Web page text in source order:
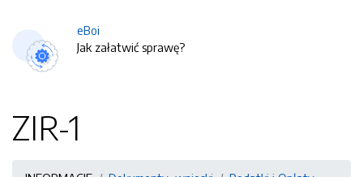
eBoi
Jak załatwić sprawę?
ZIR-1